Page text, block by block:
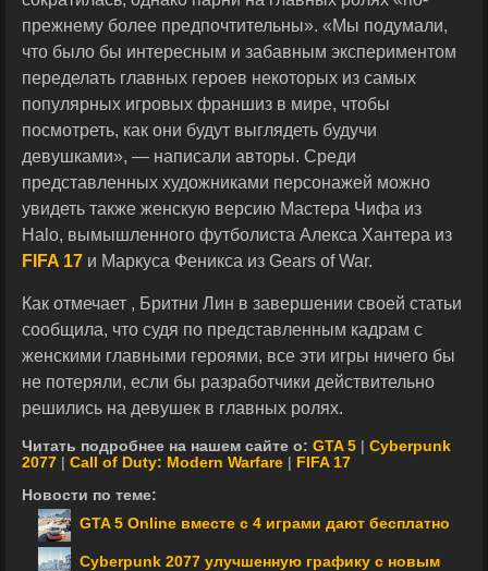
прежнему более предпочтительны». «Мы подумали,
что было бы интересным и забавным экспериментом
переделать главных героев некоторых из самых
популярных игровых франшиз в мире, чтобы
посмотреть, как они будут выглядеть будучи
девушками», — написали авторы. Среди
представленных художниками персонажей можно
увидеть также женскую версию Мастера Чифа из
Halo, вымышленного футболиста Алекса Хантера из
FIFA 17 и Маркуса Феникса из Gears of War.
Как отмечает , Бритни Лин в завершении своей статьи
сообщила, что судя по представленным кадрам с
женскими главными героями, все эти игры ничего бы
не потеряли, если бы разработчики действительно
решились на девушек в главных ролях.
Читать подробнее на нашем сайте о: GTA 5
Cyberpunk
2077
Call of Duty: Modern Warfare
FIFA 17
Новости по теме:
GTA 5 Online вместе с 4 играми дают бесплатно
Cyberpunk 2077 улучшенную графику с новым